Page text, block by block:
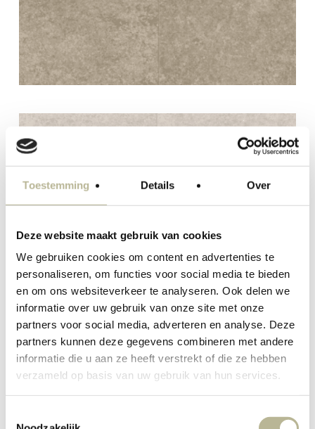
Toestemming Details Over
Deze website maakt gebruik van cookies
We gebruiken cookies om content en advertenties te
personaliseren, om functies voor social media te bieden
en om ons websiteverkeer te analyseren. Ook delen we
informatie over uw gebruik van onze site met onze
partners voor social media, adverteren en analyse. Deze
partners kunnen deze gegevens combineren met andere
informatie die u aan ze heeft verstrekt of die ze hebben
verzameld op basis van uw gebruik van hun services.